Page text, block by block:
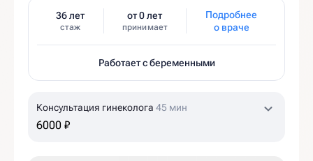
36 лет
стаж
от 0 лет
принимает
Подробнее
о враче
Работает с беременными
Консультация гинеколога 45 мин
6000 ₽